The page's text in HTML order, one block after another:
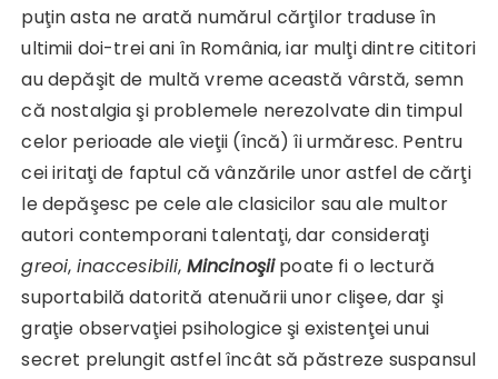
puţin asta ne arată numărul cărţilor traduse în
ultimii doi-trei ani în România, iar mulţi dintre cititori
au depăşit de multă vreme această vârstă, semn
că nostalgia şi problemele nerezolvate din timpul
celor perioade ale vieţii (încă) îi urmăresc. Pentru
cei iritaţi de faptul că vânzările unor astfel de cărţi
le depăşesc pe cele ale clasicilor sau ale multor
autori contemporani talentaţi, dar consideraţi
greoi, inaccesibili, Mincinoşiipoate fi o lectură
suportabilă datorită atenuării unor clişee, dar şi
graţie observaţiei psihologice şi existenţei unui
secret prelungit astfel încât să păstreze suspansul